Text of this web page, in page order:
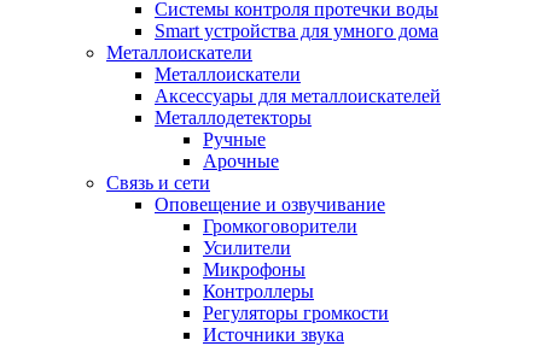
Системы контроля протечки воды
Smart устройства для умного дома
Металлоискатели
Металлоискатели
Аксессуары для металлоискателей
Металлодетекторы
Ручные
Арочные
Связь и сети
Оповещение и озвучивание
Громкоговорители
Усилители
Микрофоны
Контроллеры
Регуляторы громкости
Источники звука